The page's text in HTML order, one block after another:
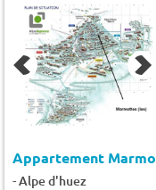
Appartement
-Alpe d'huez